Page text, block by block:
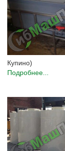
Купино)
Подробнее...